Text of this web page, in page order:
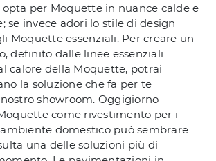
opta per Moquette in nuance calde e
se invece adori lo stile di design
Moquette essenziali. Per creare un
definito dalle linee essenziali
calore della Moquette, potrai
la soluzione che fa per te
showroom. Oggigiorno
come rivestimento per i
domestico può sembrare
una delle soluzioni più di